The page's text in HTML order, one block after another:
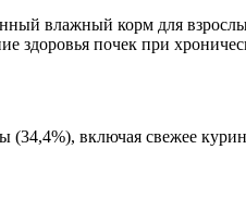
– 0,5%, кальций – 0,15%,
влажный корм для
здоровья почек при
(34,4%), включая свежее